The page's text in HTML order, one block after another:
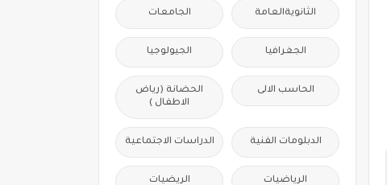
الثانويةالعامة الجامعات
الجغرافيا الجيولوجيا
الحاسب الالى
الحضانة (رياض
الاطفال )
الدبلومات الفنية الدراسات الاجتماعية
الرياضيات الريضيات